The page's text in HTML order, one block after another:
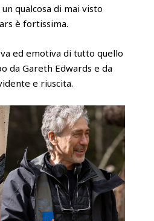
qualcosa di mai visto
è fortissima.
ed emotiva di tutto quello
da Gareth Edwards e da
e riuscita.